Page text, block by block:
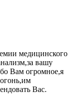
медицинского
вашу
Вам огромное,я
Вас.